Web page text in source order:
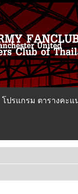
โปรแกรม ตารางคะ